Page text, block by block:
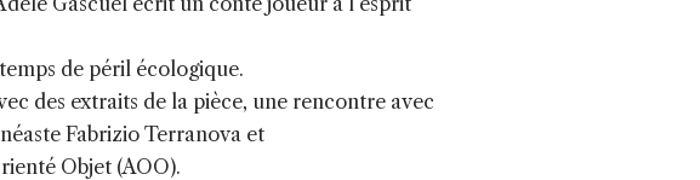
de péril écologique.
des extraits de la pièce, une rencontre avec
Fabrizio Terranova et
Objet (AOO).